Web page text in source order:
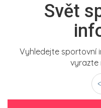
Svět
Vyhledejte sportovní
vyrazte